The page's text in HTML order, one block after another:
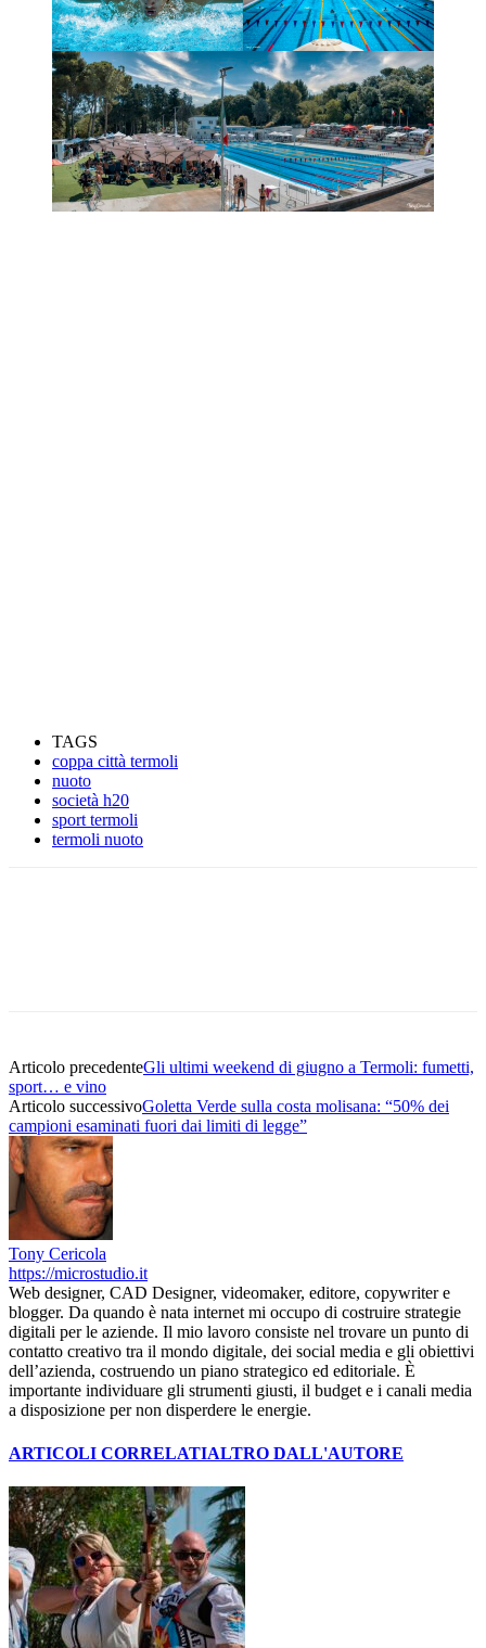
TAGS
coppa città termoli
nuoto
società h20
sport termoli
termoli nuoto
Articolo precedenteGli ultimi weekend di giugno a Termoli: fumetti,
sport… e vino
Articolo successivoGoletta Verde sulla costa molisana: “50% dei
campioni esaminati fuori dai limiti di legge”
Tony Cericola
https://microstudio.it
Web designer, CAD Designer, videomaker, editore, copywriter e
blogger. Da quando è nata internet mi occupo di costruire strategie
digitali per le aziende. Il mio lavoro consiste nel trovare un punto di
contatto creativo tra il mondo digitale, dei social media e gli obiettivi
dell’azienda, costruendo un piano strategico ed editoriale. È
importante individuare gli strumenti giusti, il budget e i canali media
a disposizione per non disperdere le energie.
ARTICOLI CORRELATIALTRO DALL'AUTORE